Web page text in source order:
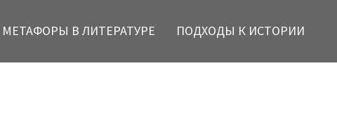
МЕТАФОРЫ В ЛИТЕРАТУРЕ ПОДХОДЫ К ИСТОРИИ